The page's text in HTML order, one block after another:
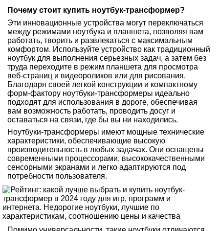
Почему стоит купить ноутбук-трансформер?
Эти инновационные устройства могут переключаться
между режимами ноутбука и планшета, позволяя вам
работать, творить и развлекаться с максимальным
комфортом. Используйте устройство как традиционный
ноутбук для выполнения серьезных задач, а затем без
труда переходите в режим планшета для просмотра
веб-страниц и видеороликов или для рисования.
Благодаря своей легкой конструкции и компактному
форм-фактору ноутбуки-трансформеры идеально
подходят для использования в дороге, обеспечивая
вам возможность работать, проводить досуг и
оставаться на связи, где бы вы ни находились.
Ноутбуки-трансформеры имеют мощные технические
характеристики, обеспечивающие высокую
производительность в любых задачах. Они оснащены
современными процессорами, высококачественными
сенсорными экранами и легко адаптируются под
потребности пользователя.